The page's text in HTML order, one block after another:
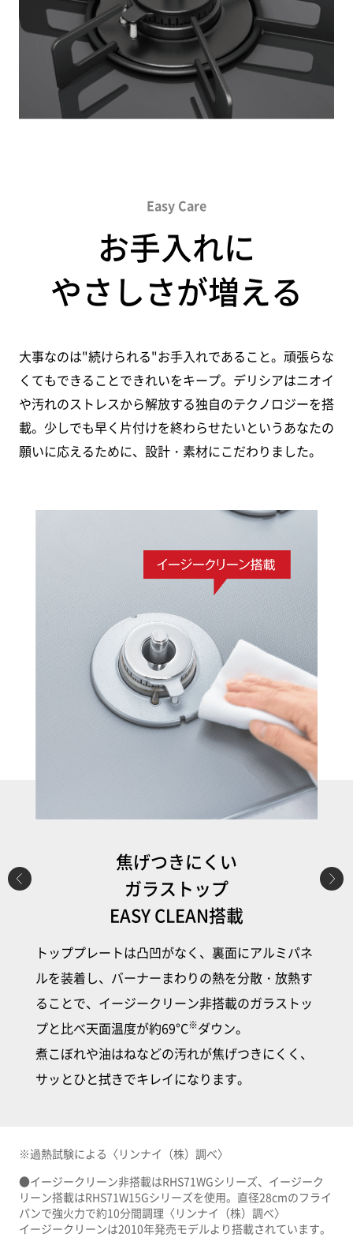
Easy Care
お手入れに
やさしさが増える
大事なのは"続けられる"お手入れであること。頑張らな
くてもできることできれいをキープ。 デリシアはニオイ
や汚れのストレスから解放する独自のテクノロジーを搭
載。 少しでも早く片付けを終わらせたいというあなたの
願いに応えるために、設計・素材にこだわりました。
焦げつきにくい
ガラストップ
EASY CLEAN搭載
トッププレートは凸凹がなく、 裏面にアルミパネ
ルを装着し、 バーナーまわりの熱を分散・放熱す
ることで、 イージークリーン非搭載のガラストッ
プ​と比べ天面温度が約69°C※ダウン。
煮こぼれや油はねなどの汚れが焦げつきにくく、
サッとひと拭きでキレイになります。
※過熱試験による〈リンナイ（株）調べ〉
●イージークリーン非搭載はRHS71WGシリーズ、イージーク
リーン搭載はRHS71W15Gシリーズを使用。直径28cmのフライ
パンで強火力で約10分間調理〈リンナイ（株）調べ〉
イージークリーンは2010年発売モデルより搭載されています。